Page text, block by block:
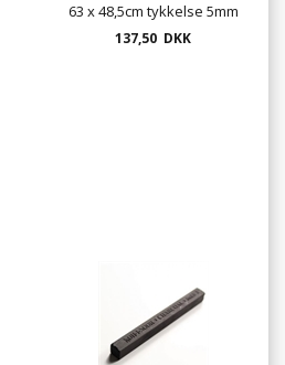
63 x 48,5cm tykkelse 5mm
med bærehul Udsolgt
137,50 DKK